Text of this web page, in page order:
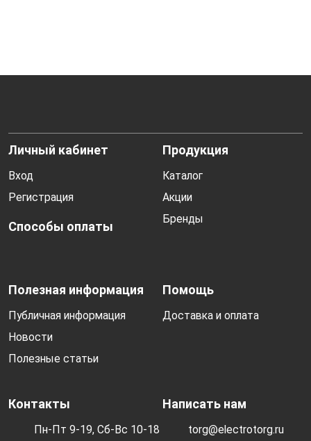
Личный кабинет
Вход
Регистрация
Способы оплаты
Продукция
Каталог
Акции
Бренды
Полезная информация
Публичная информация
Новости
Полезные статьи
Помощь
Доставка и оплата
Контакты
Пн-Пт 9-19, Сб-Вс 10-18
Написать нам
torg@electrotorg.ru